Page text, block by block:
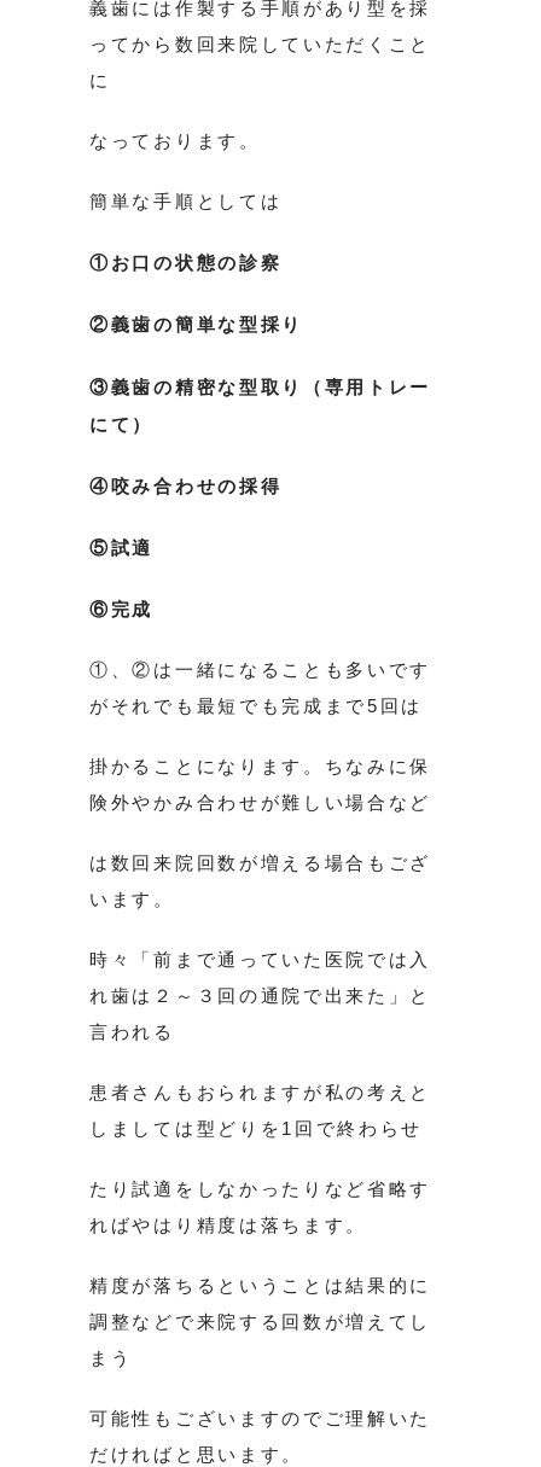
義歯には作製する手順があり型を採
ってから数回来院していただくこと
に
なっております。
簡単な手順としては
①お口の状態の診察
②義歯の簡単な型採り
③義歯の精密な型取り（専用トレー
にて）
④咬み合わせの採得
⑤試適
⑥完成
①、②は一緒になることも多いです
がそれでも最短でも完成まで5回は
掛かることになります。ちなみに保
険外やかみ合わせが難しい場合など
は数回来院回数が増える場合もござ
います。
時々「前まで通っていた医院では入
れ歯は２～３回の通院で出来た」と
言われる
患者さんもおられますが私の考えと
しましては型どりを1回で終わらせ
たり試適をしなかったりなど省略す
ればやはり精度は落ちます。
精度が落ちるということは結果的に
調整などで来院する回数が増えてし
まう
可能性もございますのでご理解いた
だければと思います。